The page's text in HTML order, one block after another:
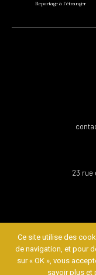
Reportage à l’étranger
23 rue
Plan du site
/
Ce site utilise des
de navigation, et pour
sur « OK », vous
savoir plus et